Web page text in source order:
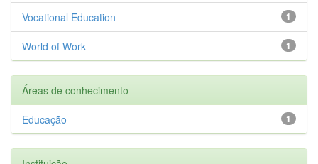
1
Vocational Education
1
World of Work
Áreas de conhecimento
1
Educação